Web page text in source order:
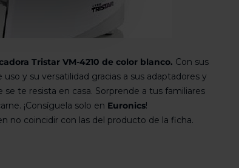
Tristar VM-4210 de color blanco. Con sus
y su versatilidad gracias a sus adaptadores y
te resista en casa. Sorprende a tus familiares
¡Consíguela solo en Euronics!
no coincidir con las del producto de la ficha.